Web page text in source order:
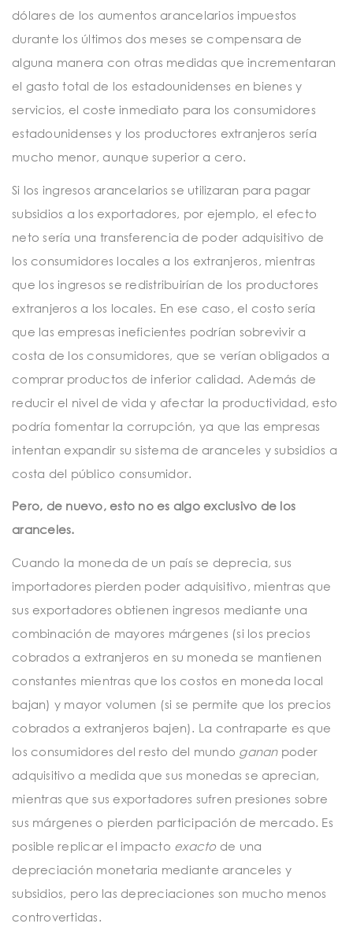
dólares de los aumentos arancelarios impuestos
durante los últimos dos meses se compensara de
alguna manera con otras medidas que incrementaran
el gasto total de los estadounidenses en bienes y
servicios, el coste inmediato para los consumidores
estadounidenses y los productores extranjeros sería
mucho menor, aunque superior a cero.
Si los ingresos arancelarios se utilizaran para pagar
subsidios a los exportadores, por ejemplo, el efecto
neto sería una transferencia de poder adquisitivo de
los consumidores locales a los extranjeros, mientras
que los ingresos se redistribuirían de los productores
extranjeros a los locales. En ese caso, el costo sería
que las empresas ineficientes podrían sobrevivir a
costa de los consumidores, que se verían obligados a
comprar productos de inferior calidad. Además de
reducir el nivel de vida y afectar la productividad, esto
podría fomentar la corrupción, ya que las empresas
intentan expandir su sistema de aranceles y subsidios a
costa del público consumidor.
Pero, de nuevo, esto no es algo exclusivo de los
aranceles.
Cuando la moneda de un país se deprecia, sus
importadores pierden poder adquisitivo, mientras que
sus exportadores obtienen ingresos mediante una
combinación de mayores márgenes (si los precios
cobrados a extranjeros en su moneda se mantienen
constantes mientras que los costos en moneda local
bajan) y mayor volumen (si se permite que los precios
cobrados a extranjeros bajen). La contraparte es que
los consumidores del resto del mundo ganan poder
adquisitivo a medida que sus monedas se aprecian,
mientras que sus exportadores sufren presiones sobre
sus márgenes o pierden participación de mercado. Es
posible replicar el impacto exacto de una
depreciación monetaria mediante aranceles y
subsidios, pero las depreciaciones son mucho menos
controvertidas.